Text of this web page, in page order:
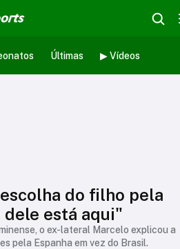
Últimas ▶ Vídeos
do filho pela
dele está aqui"
o ex-lateral Marcelo explicou a
pela Espanha em vez do Brasil.